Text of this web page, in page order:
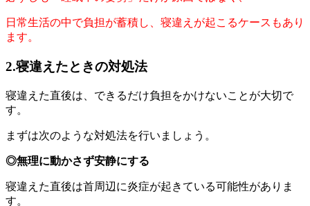
日常生活の中で負担が蓄積し、寝違えが起こるケースもあり
ます。
2.寝違えたときの対処法
寝違えた直後は、できるだけ負担をかけないことが大切で
す。
まずは次のような対処法を行いましょう。
◎無理に動かさず安静にする
寝違えた直後は首周辺に炎症が起きている可能性がありま
す。